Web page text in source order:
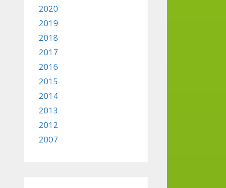
2020
2019
2018
2017
2016
2015
2014
2013
2012
2007